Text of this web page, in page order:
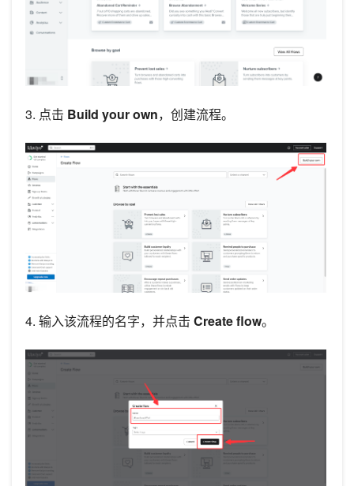
3. 点击 Build your own，创建流程。
4. 输入该流程的名字，并点击 Create flow。